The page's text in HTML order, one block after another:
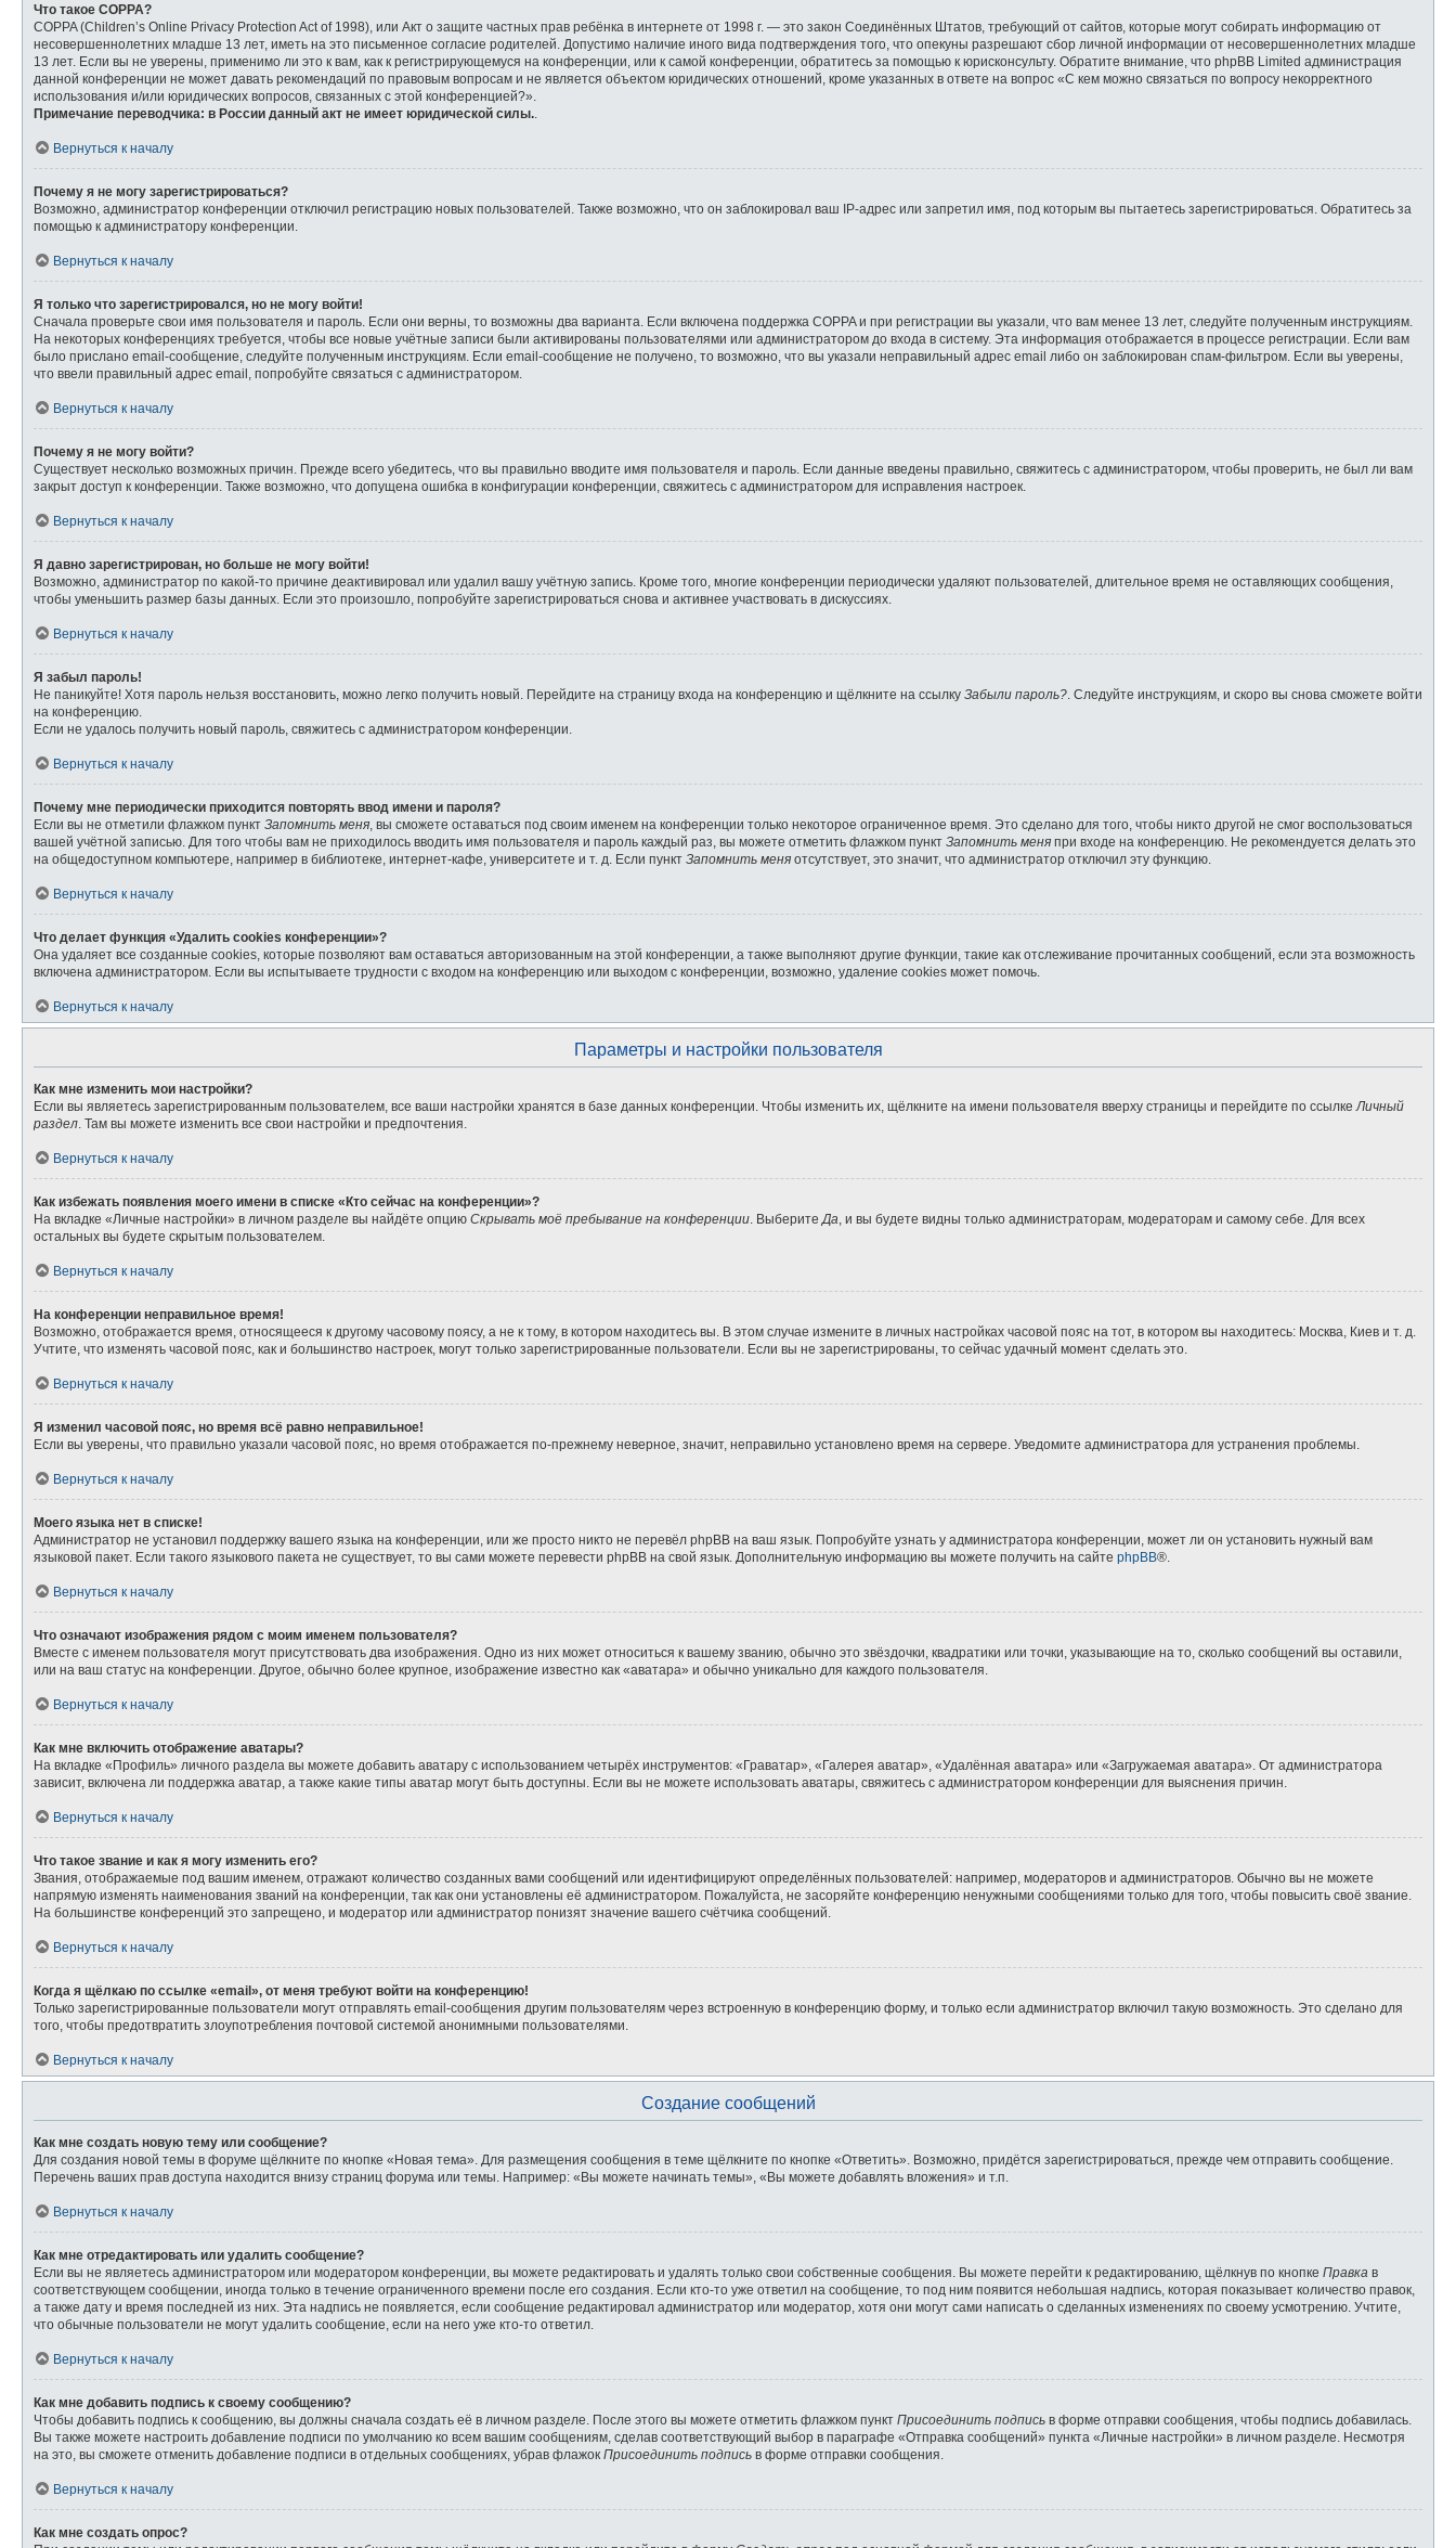
Что такое COPPA?
COPPA (Children’s Online Privacy Protection Act of 1998), или Акт о защите частных прав ребёнка в интернете от 1998 г. — это закон Соединённых Штатов, требующий от сайтов, которые могут собирать информацию от
несовершеннолетних младше 13 лет, иметь на это письменное согласие родителей. Допустимо наличие иного вида подтверждения того, что опекуны разрешают сбор личной информации от несовершеннолетних младше
13 лет. Если вы не уверены, применимо ли это к вам, как к регистрирующемуся на конференции, или к самой конференции, обратитесь за помощью к юрисконсульту. Обратите внимание, что phpBB Limited администрация
данной конференции не может давать рекомендаций по правовым вопросам и не является объектом юридических отношений, кроме указанных в ответе на вопрос «С кем можно связаться по вопросу некорректного
использования и/или юридических вопросов, связанных с этой конференцией?».
Примечание переводчика: в России данный акт не имеет юридической силы.
Вернуться к началу
Почему я не могу зарегистрироваться?
Возможно, администратор конференции отключил регистрацию новых пользователей. Также возможно, что он заблокировал ваш IP-адрес или запретил имя, под которым вы пытаетесь зарегистрироваться. Обратитесь за
помощью к администратору конференции.
Вернуться к началу
Я только что зарегистрировался, но не могу войти!
Сначала проверьте свои имя пользователя и пароль. Если они верны, то возможны два варианта. Если включена поддержка COPPA и при регистрации вы указали, что вам менее 13 лет, следуйте полученным инструкциям.
На некоторых конференциях требуется, чтобы все новые учётные записи были активированы пользователями или администратором до входа в систему. Эта информация отображается в процессе регистрации. Если вам
было прислано email-сообщение, следуйте полученным инструкциям. Если email-сообщение не получено, то возможно, что вы указали неправильный адрес email либо он заблокирован спам-фильтром. Если вы уверены,
что ввели правильный адрес email, попробуйте связаться с администратором.
Вернуться к началу
Почему я не могу войти?
Существует несколько возможных причин. Прежде всего убедитесь, что вы правильно вводите имя пользователя и пароль. Если данные введены правильно, свяжитесь с администратором, чтобы проверить, не был ли вам
закрыт доступ к конференции. Также возможно, что допущена ошибка в конфигурации конференции, свяжитесь с администратором для исправления настроек.
Вернуться к началу
Я давно зарегистрирован, но больше не могу войти!
Возможно, администратор по какой-то причине деактивировал или удалил вашу учётную запись. Кроме того, многие конференции периодически удаляют пользователей, длительное время не оставляющих сообщения,
чтобы уменьшить размер базы данных. Если это произошло, попробуйте зарегистрироваться снова и активнее участвовать в дискуссиях.
Вернуться к началу
Я забыл пароль!
Не паникуйте! Хотя пароль нельзя восстановить, можно легко получить новый. Перейдите на страницу входа на конференцию и щёлкните на ссылку Забыли пароль? . Следуйте инструкциям, и скоро вы снова сможете войти
на конференцию.
Если не удалось получить новый пароль, свяжитесь с администратором конференции.
Вернуться к началу
Почему мне периодически приходится повторять ввод имени и пароля?
Если вы не отметили флажком пункт Запомнить меня , вы сможете оставаться под своим именем на конференции только некоторое ограниченное время. Это сделано для того, чтобы никто другой не смог воспользоваться
вашей учётной записью. Для того чтобы вам не приходилось вводить имя пользователя и пароль каждый раз, вы можете отметить флажком пункт Запомнить меня при входе на конференцию. Не рекомендуется делать это
на общедоступном компьютере, например в библиотеке, интернет-кафе, университете и т. д. Если пункт Запомнить меня отсутствует, это значит, что администратор отключил эту функцию.
Вернуться к началу
Что делает функция «Удалить cookies конференции»?
Она удаляет все созданные cookies, которые позволяют вам оставаться авторизованным на этой конференции, а также выполняют другие функции, такие как отслеживание прочитанных сообщений, если эта возможность
включена администратором. Если вы испытываете трудности с входом на конференцию или выходом с конференции, возможно, удаление cookies может помочь.
Вернуться к началу
Параметры и настройки пользователя
Как мне изменить мои настройки?
Если вы являетесь зарегистрированным пользователем, все ваши настройки хранятся в базе данных конференции. Чтобы изменить их, щёлкните на имени пользователя вверху страницы и перейдите по ссылке Личный
раздел . Там вы можете изменить все свои настройки и предпочтения.
Вернуться к началу
Как избежать появления моего имени в списке «Кто сейчас на конференции»?
На вкладке «Личные настройки» в личном разделе вы найдёте опцию Скрывать моё пребывание на конференции . Выберите Да , и вы будете видны только администраторам, модераторам и самому себе. Для всех
остальных вы будете скрытым пользователем.
Вернуться к началу
На конференции неправильное время!
Возможно, отображается время, относящееся к другому часовому поясу, а не к тому, в котором находитесь вы. В этом случае измените в личных настройках часовой пояс на тот, в котором вы находитесь: Москва, Киев и т. д.
Учтите, что изменять часовой пояс, как и большинство настроек, могут только зарегистрированные пользователи. Если вы не зарегистрированы, то сейчас удачный момент сделать это.
Вернуться к началу
Я изменил часовой пояс, но время всё равно неправильное!
Если вы уверены, что правильно указали часовой пояс, но время отображается по-прежнему неверное, значит, неправильно установлено время на сервере. Уведомите администратора для устранения проблемы.
Вернуться к началу
Моего языка нет в списке!
Администратор не установил поддержку вашего языка на конференции, или же просто никто не перевёл phpBB на ваш язык. Попробуйте узнать у администратора конференции, может ли он установить нужный вам
языковой пакет. Если такого языкового пакета не существует, то вы сами можете перевести phpBB на свой язык. Дополнительную информацию вы можете получить на сайте phpBB®.
Вернуться к началу
Что означают изображения рядом с моим именем пользователя?
Вместе с именем пользователя могут присутствовать два изображения. Одно из них может относиться к вашему званию, обычно это звёздочки, квадратики или точки, указывающие на то, сколько сообщений вы оставили,
или на ваш статус на конференции. Другое, обычно более крупное, изображение известно как «аватара» и обычно уникально для каждого пользователя.
Вернуться к началу
Как мне включить отображение аватары?
На вкладке «Профиль» личного раздела вы можете добавить аватару с использованием четырёх инструментов: «Граватар», «Галерея аватар», «Удалённая аватара» или «Загружаемая аватара». От администратора
зависит, включена ли поддержка аватар, а также какие типы аватар могут быть доступны. Если вы не можете использовать аватары, свяжитесь с администратором конференции для выяснения причин.
Вернуться к началу
Что такое звание и как я могу изменить его?
Звания, отображаемые под вашим именем, отражают количество созданных вами сообщений или идентифицируют определённых пользователей: например, модераторов и администраторов. Обычно вы не можете
напрямую изменять наименования званий на конференции, так как они установлены её администратором. Пожалуйста, не засоряйте конференцию ненужными сообщениями только для того, чтобы повысить своё звание.
На большинстве конференций это запрещено, и модератор или администратор понизят значение вашего счётчика сообщений.
Вернуться к началу
Когда я щёлкаю по ссылке «email», от меня требуют войти на конференцию!
Только зарегистрированные пользователи могут отправлять email-сообщения другим пользователям через встроенную в конференцию форму, и только если администратор включил такую возможность. Это сделано для
того, чтобы предотвратить злоупотребления почтовой системой анонимными пользователями.
Вернуться к началу
Создание сообщений
Как мне создать новую тему или сообщение?
Для создания новой темы в форуме щёлкните по кнопке «Новая тема». Для размещения сообщения в теме щёлкните по кнопке «Ответить». Возможно, придётся зарегистрироваться, прежде чем отправить сообщение.
Перечень ваших прав доступа находится внизу страниц форума или темы. Например: «Вы можете начинать темы», «Вы можете добавлять вложения» и т.п.
Вернуться к началу
Как мне отредактировать или удалить сообщение?
Если вы не являетесь администратором или модератором конференции, вы можете редактировать и удалять только свои собственные сообщения. Вы можете перейти к редактированию, щёлкнув по кнопке Правка в
соответствующем сообщении, иногда только в течение ограниченного времени после его создания. Если кто-то уже ответил на сообщение, то под ним появится небольшая надпись, которая показывает количество правок,
а также дату и время последней из них. Эта надпись не появляется, если сообщение редактировал администратор или модератор, хотя они могут сами написать о сделанных изменениях по своему усмотрению. Учтите,
что обычные пользователи не могут удалить сообщение, если на него уже кто-то ответил.
Вернуться к началу
Как мне добавить подпись к своему сообщению?
Чтобы добавить подпись к сообщению, вы должны сначала создать её в личном разделе. После этого вы можете отметить флажком пункт Присоединить подпись в форме отправки сообщения, чтобы подпись добавилась.
Вы также можете настроить добавление подписи по умолчанию ко всем вашим сообщениям, сделав соответствующий выбор в параграфе «Отправка сообщений» пункта «Личные настройки» в личном разделе. Несмотря
на это, вы сможете отменить добавление подписи в отдельных сообщениях, убрав флажок Присоединить подпись в форме отправки сообщения.
Вернуться к началу
Как мне создать опрос?